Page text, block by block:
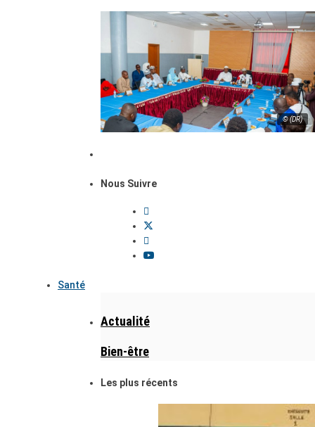
© (DR)
Nous Suivre
Santé
Actualité
Bien-être
Les plus récents